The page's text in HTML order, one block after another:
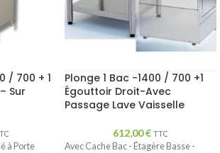
/ 700 + 1
Sur
à Porte
Plonge 1 Bac -1400 / 700 +1
Égouttoir Droit-Avec
Passage Lave Vaisselle
612,00€ TTC
Avec Cache Bac - Étagère Basse -